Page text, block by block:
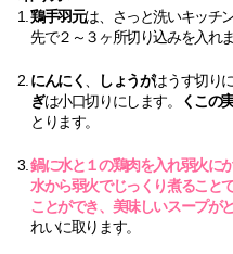
鶏手羽元は、さっと洗いキッチ
先で２～３ヶ所切り込みを入れ
にんにく しょうがはうす切りに
ぎは小口切りにします。 くこの
とります。
鍋に水と１の鶏肉を入れ弱火にか
水から弱火でじっくり煮ること
ことができ、美味しいスープが
れいに取ります。